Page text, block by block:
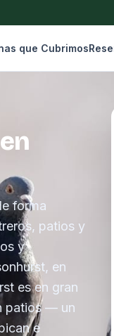
que Cubrimos
forma
patios y
y
en
es en gran
patios — un
e